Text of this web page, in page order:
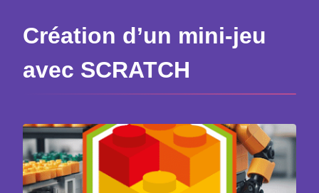
Création d’un mini-jeu
avec SCRATCH